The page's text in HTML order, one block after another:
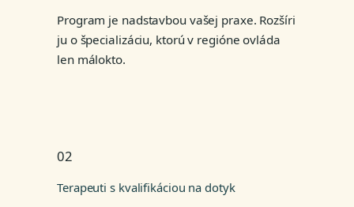
Program je nadstavbou vašej praxe. Rozšíri
ju o špecializáciu, ktorú v regióne ovláda
len málokto.
02
Terapeuti s kvalifikáciou na dotyk